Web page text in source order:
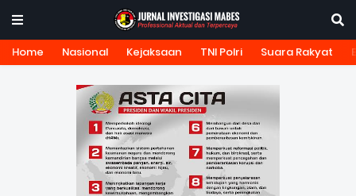
Home Nasional Kejaksaan TNI Polri Suara Rakyat